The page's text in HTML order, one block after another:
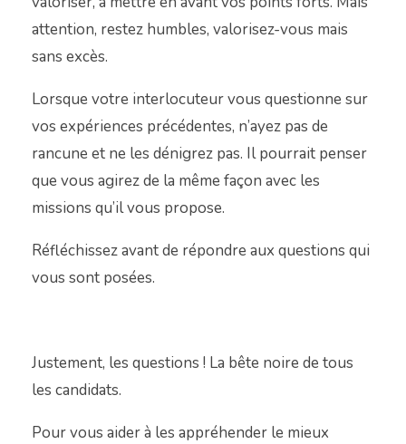
attention, restez humbles, valorisez-vous mais
sans excès.
Lorsque votre interlocuteur vous questionne sur
vos expériences précédentes, n’ayez pas de
rancune et ne les dénigrez pas. Il pourrait penser
que vous agirez de la même façon avec les
missions qu’il vous propose.
Réfléchissez avant de répondre aux questions qui
vous sont posées.
Justement, les questions ! La bête noire de tous
les candidats.
Pour vous aider à les appréhender le mieux